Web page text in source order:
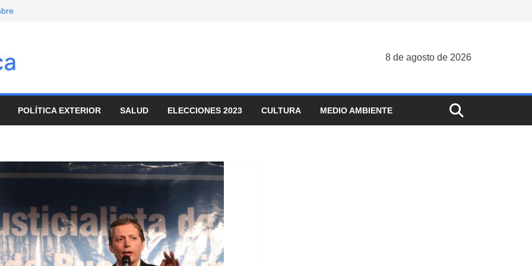
para
el ajuste
8 de agosto de 2026
POLÍTICA EXTERIOR SALUD ELECCIONES 2023 CULTURA MEDIO AMBIENTE